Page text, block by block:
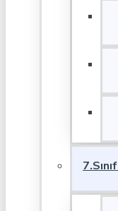
7.Sınıf